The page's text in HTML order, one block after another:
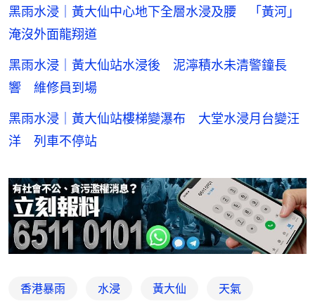
黑雨水浸｜黃大仙中心地下全層水浸及腰 「黃河」
淹沒外面龍翔道
黑雨水浸｜黃大仙站水浸後 泥濘積水未清警鐘長
響 維修員到場
黑雨水浸｜黃大仙站樓梯變瀑布 大堂水浸月台變汪
洋 列車不停站
香港暴雨 水浸 黃大仙 天氣